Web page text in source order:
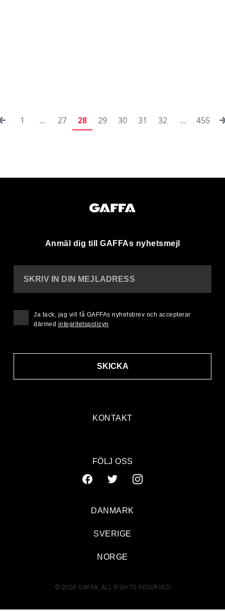
1 ... 27 28 29 30 31 32 ... 455
Anmäl dig till GAFFAs nyhetsmejl
KONTAKT
SKRIV IN DIN MEJLADRESS
SKICKA
Ja tack, jag vill få GAFFAs nyhetsbrev och accepterar
därmed integritetspolicyn
FÖLJ OSS
© 2026 GAFFA. ALL RIGHTS RESERVED
DANMARK
SVERIGE
NORGE